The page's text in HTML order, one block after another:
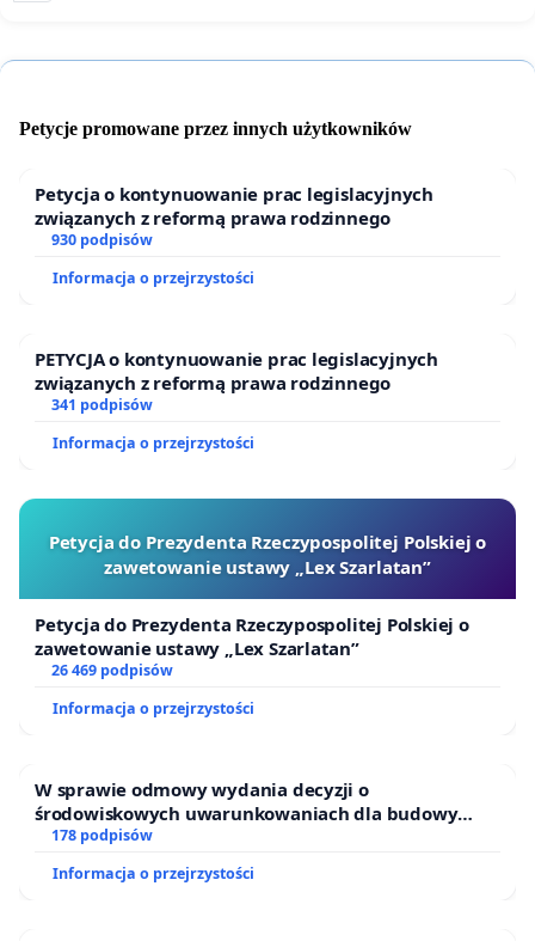
Petycje promowane przez innych użytkowników
Petycja o kontynuowanie prac legislacyjnych
związanych z reformą prawa rodzinnego
930 podpisów
Informacja o przejrzystości
PETYCJA o kontynuowanie prac legislacyjnych
związanych z reformą prawa rodzinnego
341 podpisów
Informacja o przejrzystości
Petycja do Prezydenta Rzeczypospolitej Polskiej o
zawetowanie ustawy „Lex Szarlatan”
Petycja do Prezydenta Rzeczypospolitej Polskiej o
zawetowanie ustawy „Lex Szarlatan”
26 469 podpisów
Informacja o przejrzystości
W sprawie odmowy wydania decyzji o
środowiskowych uwarunkowaniach dla budowy
zakładu wytwarzania biometanu „Krynki” w
Ostrowiu Południowym oraz ochrony mieszkańców i
Puszczy Knyszyńskiej
178 podpisów
Informacja o przejrzystości